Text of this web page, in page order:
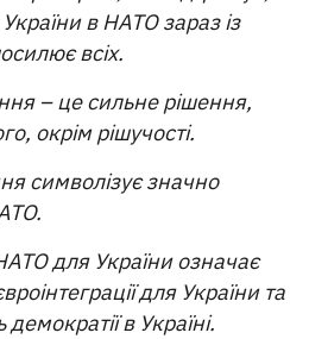
в НАТО зараз із
всіх.
– це сильне рішення,
окрім рішучості.
символізує значно
для України означає
для України та
в Україні.